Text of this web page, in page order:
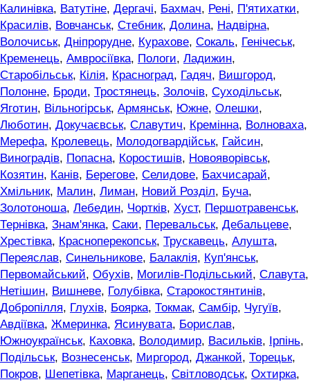
Калинівка, Ватутіне, Дергачі, Бахмач, Рені, П'ятихатки,
Красилів, Вовчанськ, Стебник, Долина, Надвірна,
Волочиськ, Дніпрорудне, Курахове, Сокаль, Генічеськ,
Кременець, Амвросіївка, Пологи, Ладижин,
Старобільськ, Кілія, Красноград, Гадяч, Вишгород,
Полонне, Броди, Тростянець, Золочів, Суходільськ,
Яготин, Вільногірськ, Армянськ, Южне, Олешки,
Люботин, Докучаєвськ, Славутич, Кремінна, Волноваха,
Мерефа, Кролевець, Молодогвардійськ, Гайсин,
Виноградів, Попасна, Коростишів, Новояворівськ,
Козятин, Канів, Берегове, Селидове, Бахчисарай,
Хмільник, Малин, Лиман, Новий Розділ, Буча,
Золотоноша, Лебедин, Чортків, Хуст, Першотравенськ,
Тернівка, Знам'янка, Саки, Перевальськ, Дебальцеве,
Хрестівка, Красноперекопськ, Трускавець, Алушта,
Переяслав, Синельникове, Балаклія, Куп'янськ,
Первомайський, Обухів, Могилів-Подільський, Славута,
Нетішин, Вишневе, Голубівка, Старокостянтинів,
Добропілля, Глухів, Боярка, Токмак, Самбір, Чугуїв,
Авдіївка, Жмеринка, Ясинувата, Борислав,
Южноукраїнськ, Каховка, Володимир, Васильків, Ірпінь,
Подільськ, Вознесенськ, Миргород, Джанкой, Торецьк,
Покров, Шепетівка, Марганець, Світловодськ, Охтирка,